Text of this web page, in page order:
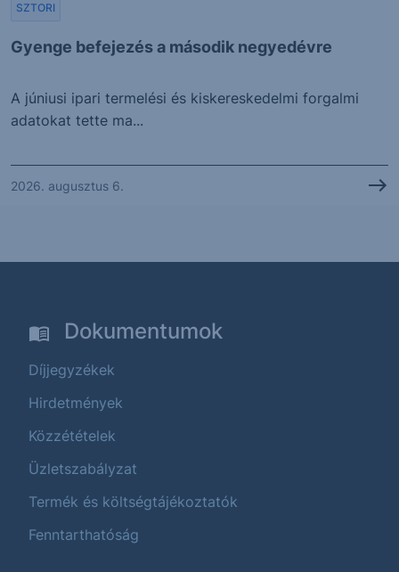
Gyenge befejezés a második negyedévre
SZTORI
A júniusi ipari termelési és kiskereskedelmi forgalmi
adatokat tette ma...
2026. augusztus 6.
Dokumentumok
Díjjegyzékek
Hirdetmények
Közzétételek
Üzletszabályzat
Termék és költségtájékoztatók
Fenntarthatóság